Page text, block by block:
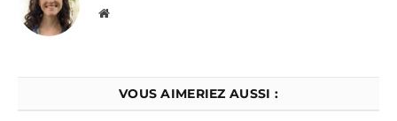
Website
VOUS AIMERIEZ AUSSI :